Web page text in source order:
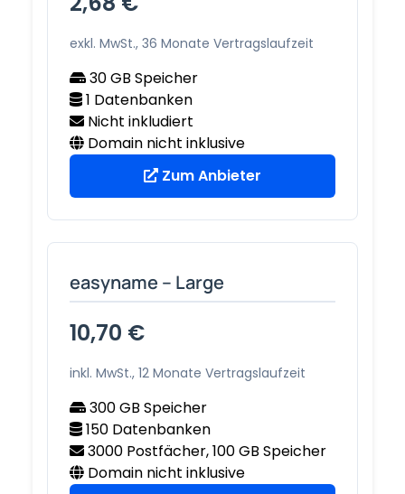
exkl. MwSt., 36 Monate Vertragslaufzeit
30 GB Speicher
1 Datenbanken
Nicht inkludiert
Domain nicht inklusive
Zum Anbieter
easyname – Large
10,70 €
inkl. MwSt., 12 Monate Vertragslaufzeit
300 GB Speicher
150 Datenbanken
3000 Postfächer, 100 GB Speicher
Domain nicht inklusive